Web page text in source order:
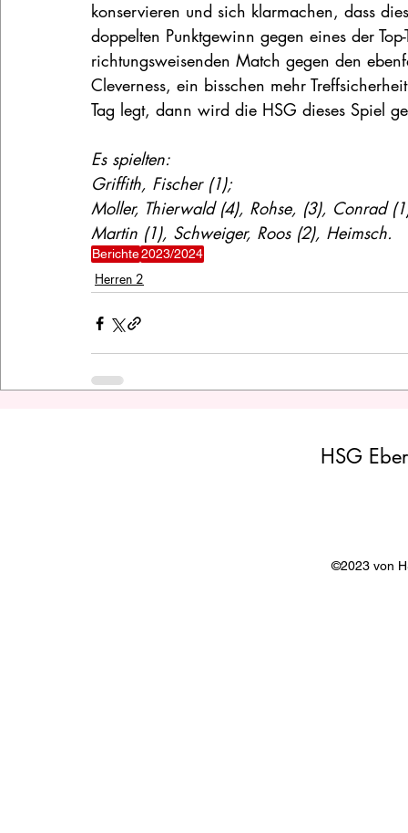
konservieren und sich klarmachen, dass
doppelten Punktgewinn gegen eines der
richtungsweisenden Match gegen den
Cleverness, ein bisschen mehr
Tag legt, dann wird die HSG dieses Spiel
Es spielten:
Griffith, Fischer (1);
Moller, Thierwald (4), Rohse, (3), Conrad
Martin (1), Schweiger, Roos (2), Heimsch.
Berichte2023/2024
Herren 2
HSG
©2023 von